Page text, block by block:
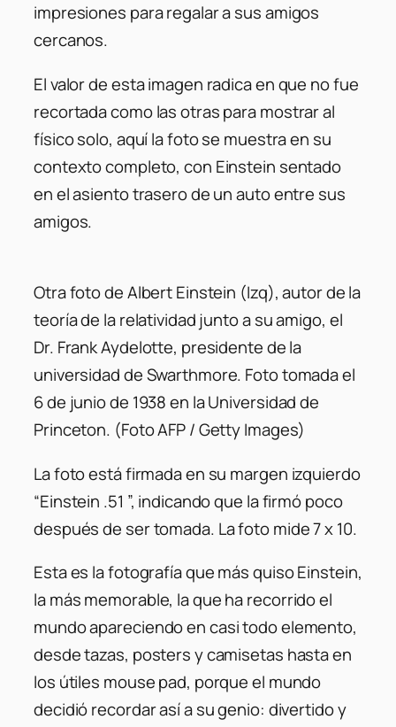
impresiones para regalar a sus amigos
cercanos.
El valor de esta imagen radica en que no fue
recortada como las otras para mostrar al
físico solo, aquí la foto se muestra en su
contexto completo, con Einstein sentado
en el asiento trasero de un auto entre sus
amigos.
Otra foto de Albert Einstein (Izq), autor de la
teoría de la relatividad junto a su amigo, el
Dr. Frank Aydelotte, presidente de la
universidad de Swarthmore. Foto tomada el
6 de junio de 1938 en la Universidad de
Princeton. (Foto AFP / Getty Images)
La foto está firmada en su margen izquierdo
“Einstein .51 ”, indicando que la firmó poco
después de ser tomada. La foto mide 7 x 10.
Esta es la fotografía que más quiso Einstein,
la más memorable, la que ha recorrido el
mundo apareciendo en casi todo elemento,
desde tazas, posters y camisetas hasta en
los útiles mouse pad, porque el mundo
decidió recordar así a su genio: divertido y